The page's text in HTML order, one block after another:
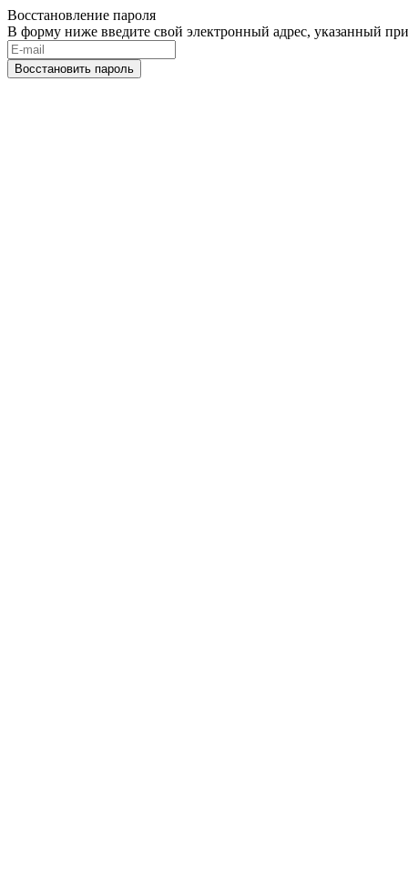
Восстановление пароля
В форму ниже введите свой электронный адрес, указанный
Восстановить пароль